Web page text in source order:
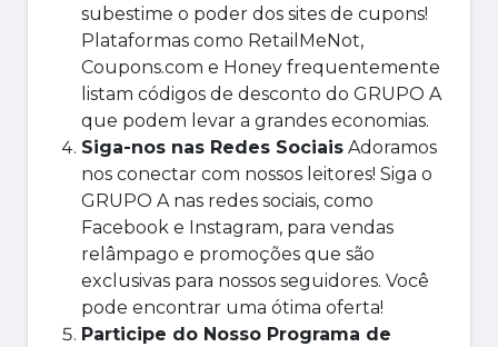
subestime o poder dos sites de cupons!
Plataformas como RetailMeNot,
Coupons.com e Honey frequentemente
listam códigos de desconto do GRUPO A
que podem levar a grandes economias.
Siga-nos nas Redes Sociais Adoramos
nos conectar com nossos leitores! Siga o
GRUPO A nas redes sociais, como
Facebook e Instagram, para vendas
relâmpago e promoções que são
exclusivas para nossos seguidores. Você
pode encontrar uma ótima oferta!
Participe do Nosso Programa de